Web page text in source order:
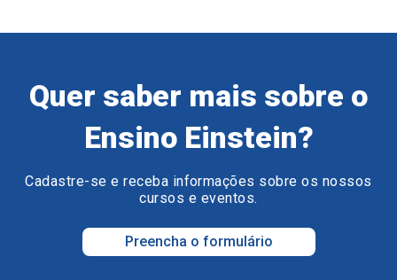
Quer saber mais sobre o
Ensino Einstein?
Cadastre-se e receba informações sobre os nossos
cursos e eventos.
Preencha o formulário